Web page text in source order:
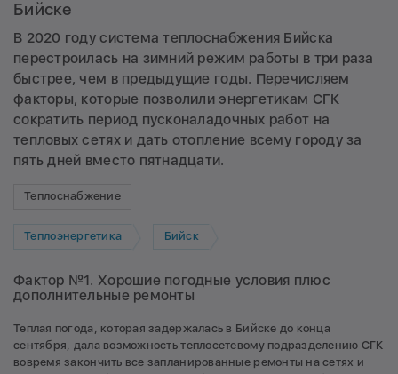
Бийске
В 2020 году система теплоснабжения Бийска
перестроилась на зимний режим работы в три раза
быстрее, чем в предыдущие годы. Перечисляем
факторы, которые позволили энергетикам СГК
сократить период пусконаладочных работ на
тепловых сетях и дать отопление всему городу за
пять дней вместо пятнадцати.
Теплоснабжение
Теплоэнергетика Бийск
Фактор №1. Хорошие погодные условия плюс
дополнительные ремонты
Теплая погода, которая задержалась в Бийске до конца
сентября, дала возможность теплосетевому подразделению СГК
вовремя закончить все запланированные ремонты на сетях и